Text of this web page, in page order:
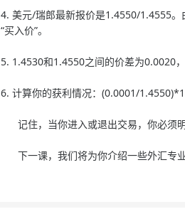
4. 美元/瑞郎最新报价是1.4550/1.4555
“买入价”。
5. 1.4530和1.4550之间的价差为0.0020，
6. 计算你的获利情况：(0.0001/
记住，当你进入或退出交易，你必须明
下一课，我们将为你介绍一些外汇专业